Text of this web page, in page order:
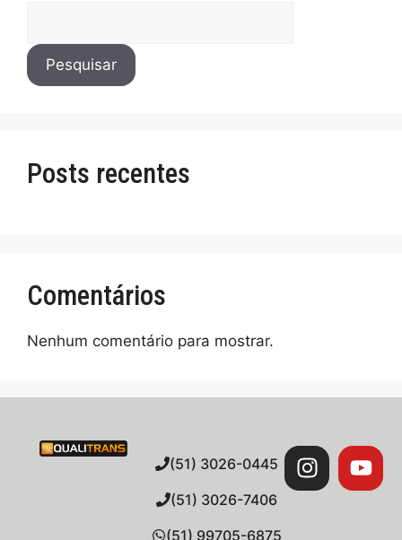
Pesquisar
Posts recentes
Comentários
Nenhum comentário para mostrar.
(51) 3026-0445
(51) 3026-7406
(51) 99705-6875